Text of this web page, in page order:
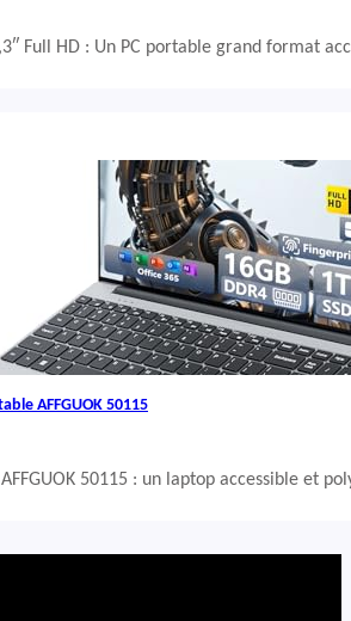
Full HD : Un PC portable grand format
AFFGUOK 50115
AFFGUOK 50115 : un laptop accessible